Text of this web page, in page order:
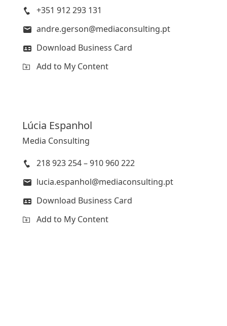
+351 912 293 131
andre.gerson@mediaconsulting.pt
Download Business Card
Add to My Content
Lúcia Espanhol
Media Consulting
218 923 254 – 910 960 222
lucia.espanhol@mediaconsulting.pt
Download Business Card
Add to My Content